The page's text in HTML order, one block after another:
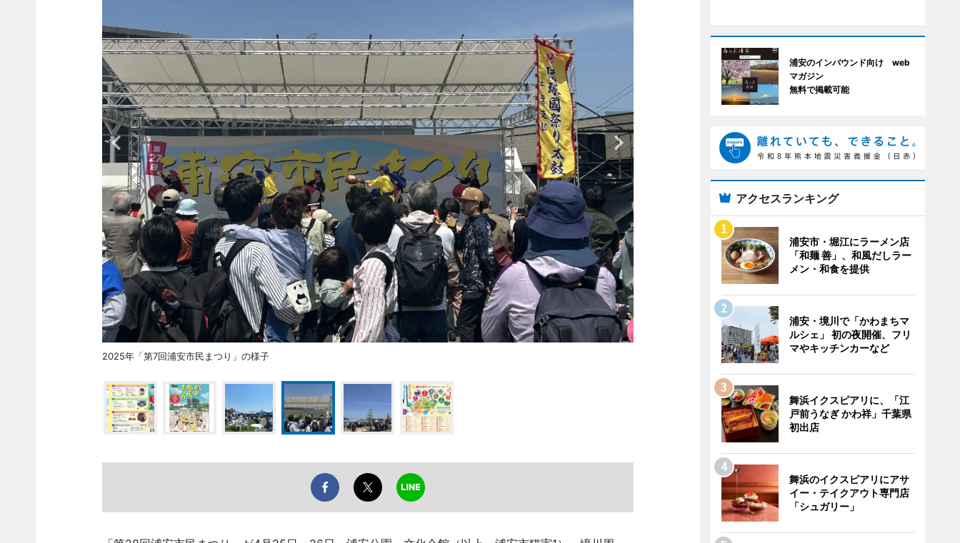
2025年「第7回浦安市民まつり」の様子
浦安のインバウンド向け web
マガジン
無料で掲載可能
アクセスランキング
浦安市・堀江にラーメン店
「和麺 善」、和風だしラー
メン・和食を提供
浦安・境川で「かわまちマ
ルシェ」 初の夜開催、フリ
マやキッチンカーなど
舞浜イクスピアリに、「江
戸前うなぎ かわ祥」千葉県
初出店
舞浜のイクスピアリにアサ
イー・テイクアウト専門店
「シュガリー」